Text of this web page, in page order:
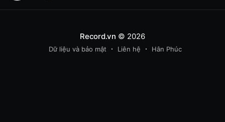
Record.vn © 2026
Dữ liệu và bảo mật Liên hệ Hân Phúc